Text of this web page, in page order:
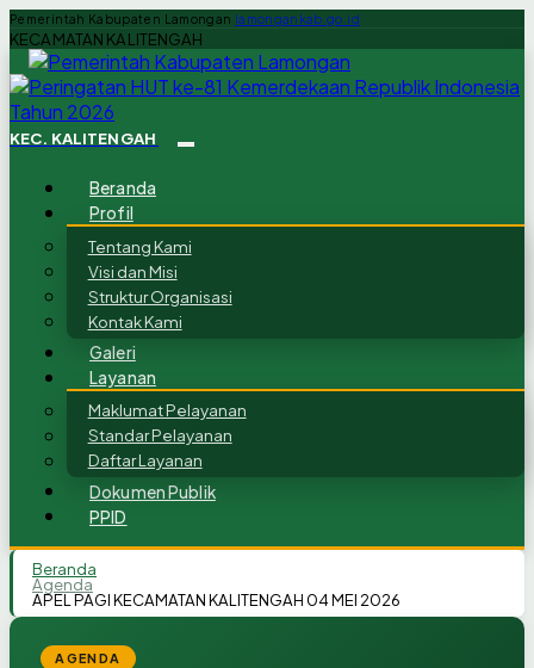
Pemerintah Kabupaten Lamongan lamongankab.go.id
KECAMATAN KALITENGAH
KEC. KALITENGAH
Beranda
Profil
Tentang Kami
Visi dan Misi
Struktur Organisasi
Kontak Kami
Galeri
Layanan
Maklumat Pelayanan
Standar Pelayanan
Daftar Layanan
Dokumen Publik
PPID
Beranda
Agenda
APEL PAGI KECAMATAN KALITENGAH 04 MEI 2026
AGENDA